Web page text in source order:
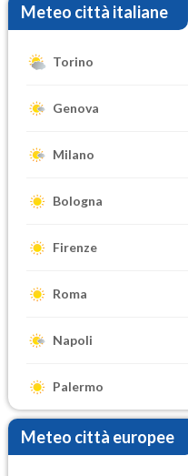
Meteo città italiane
Torino
Genova
Milano
Bologna
Firenze
Roma
Napoli
Palermo
Meteo città europee